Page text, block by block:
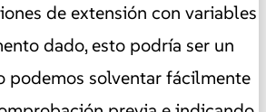
de extensión con variables
dado, esto podría ser un
podemos solventar fácilmente